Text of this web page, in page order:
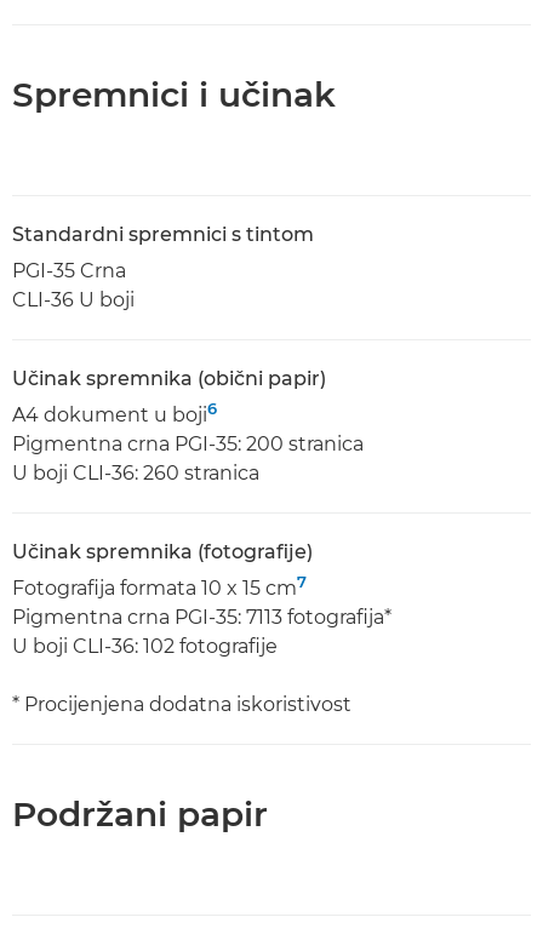
Spremnici i učinak
Standardni spremnici s tintom
PGI-35 Crna
CLI-36 U boji
Učinak spremnika (obični papir)
A4 dokument u boji6
Pigmentna crna PGI-35: 200 stranica
U boji CLI-36: 260 stranica
Učinak spremnika (fotografije)
Fotografija formata 10 x 15 cm7
Pigmentna crna PGI-35: 7113 fotografija*
U boji CLI-36: 102 fotografije
* Procijenjena dodatna iskoristivost
Podržani papir